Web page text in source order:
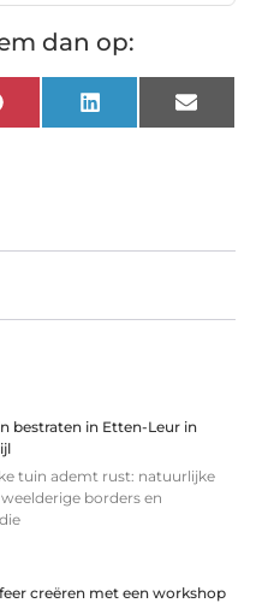
dan op:
Pinterest LinkedIn Email
bestraten in Etten-Leur in
tuin ademt rust: natuurlijke
borders en
creëren met een workshop